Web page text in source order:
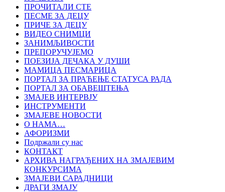
ПРОЧИТАЛИ СТЕ
ПЕСМЕ ЗА ДЕЦУ
ПРИЧЕ ЗА ДЕЦУ
ВИДЕО СНИМЦИ
ЗАНИМЉИВОСТИ
ПРЕПОРУЧУЈЕМО
ПОЕЗИЈА ДЕЧАКА У ДУШИ
МАМИЦА ПЕСМАРИЦА
ПОРТАЛ ЗА ПРАЋЕЊЕ СТАТУСА РАДА
ПОРТАЛ ЗА ОБАВЕШТЕЊА
ЗМАЈЕВ ИНТЕРВЈУ
ИНСТРУМЕНТИ
ЗМАЈЕВЕ НОВОСТИ
О НАМА…
АФОРИЗМИ
Подржали су нас
КОНТАКТ
АРХИВА НАГРАЂЕНИХ НА ЗМАЈЕВИМ
КОНКУРСИМА
ЗМАЈЕВИ САРАДНИЦИ
ДРАГИ ЗМАЈУ